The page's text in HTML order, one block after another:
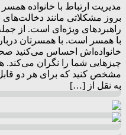
مدیریت ارتباط با خانواده
بروز مشکلاتی مانند
راهبردهای ویژه‌ای است. از
با همسر است. با همسرتان
خانواده‌اش احساس می‌کنید
چیزهایی شما را نگران می‌کند.
مشخص کنید که برای هر دو
به نقل از […]